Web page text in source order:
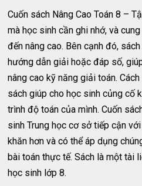
Cuốn sách Nâng Cao Toán 8 –
mà học sinh cần ghi nhớ, và
đến nâng cao. Bên cạnh đó,
hướng dẫn giải hoặc đáp số,
nâng cao kỹ năng giải toán.
sách giúp cho học sinh củng cố
trình độ toán của mình. Cuốn
sinh Trung học cơ sở tiếp cận
khăn hơn và có thể áp dụng
bài toán thực tế. Sách là một tài
học sinh lớp 8.